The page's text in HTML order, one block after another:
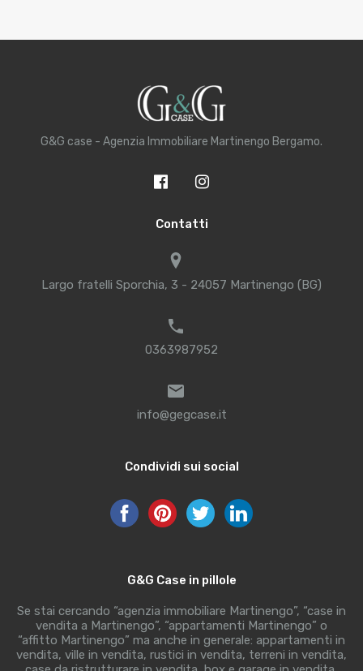
G&G case - Agenzia Immobiliare Martinengo Bergamo.
Contatti
Largo fratelli Sporchia, 3 - 24057 Martinengo (BG)
0363987952
info@gegcase.it
Condividi sui social
G&G Case in pillole
Se stai cercando “agenzia immobiliare Martinengo”, “case in
vendita a Martinengo”, “appartamenti Martinengo” o
“affitto Martinengo” ma anche in generale: appartamenti in
vendita, ville in vendita, rustici in vendita, terreni in vendita,